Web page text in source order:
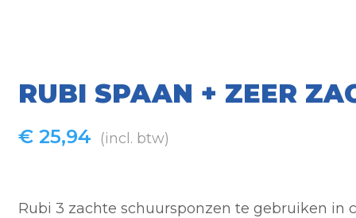
RUBI SPAAN + ZEER
€ 25,94 (incl. btw)
Rubi 3 zachte schuursponzen te gebruiken in